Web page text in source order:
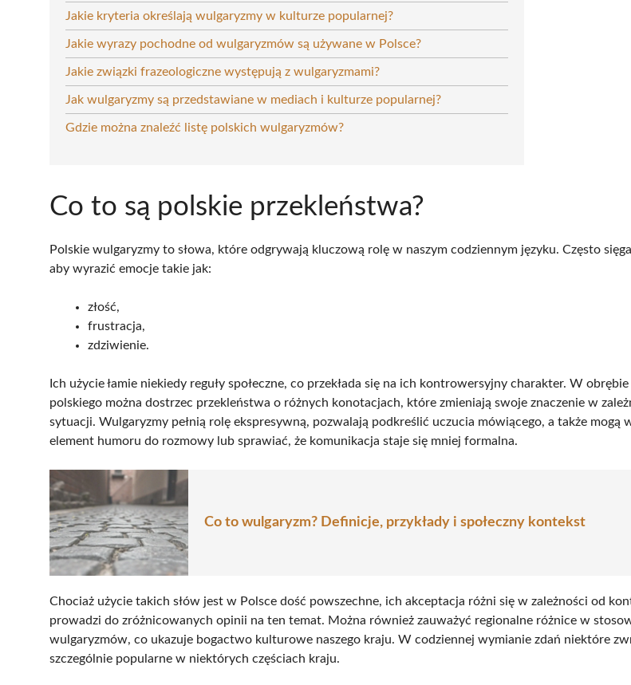
Jakie kryteria określają wulgaryzmy w kulturze popularnej?
Jakie wyrazy pochodne od wulgaryzmów są używane w Polsce?
Jakie związki frazeologiczne występują z wulgaryzmami?
Jak wulgaryzmy są przedstawiane w mediach i kulturze popularnej?
Gdzie można znaleźć listę polskich wulgaryzmów?
Co to są polskie przekleństwa?
Polskie wulgaryzmy to słowa, które odgrywają kluczową rolę w naszym codziennym języku. Często
aby wyrazić emocje takie jak:
złość,
frustracja,
zdziwienie.
Ich użycie łamie niekiedy reguły społeczne, co przekłada się na ich kontrowersyjny charakter. W obrębie
polskiego można dostrzec przekleństwa o różnych konotacjach, które zmieniają swoje znaczenie w
sytuacji. Wulgaryzmy pełnią rolę ekspresywną, pozwalają podkreślić uczucia mówiącego, a także mogą
element humoru do rozmowy lub sprawiać, że komunikacja staje się mniej formalna.
Co to wulgaryzm? Definicje, przykłady i społeczny kontekst
Chociaż użycie takich słów jest w Polsce dość powszechne, ich akceptacja różni się w zależności od
prowadzi do zróżnicowanych opinii na ten temat. Można również zauważyć regionalne różnice w
wulgaryzmów, co ukazuje bogactwo kulturowe naszego kraju. W codziennej wymianie zdań niektóre
szczególnie popularne w niektórych częściach kraju.